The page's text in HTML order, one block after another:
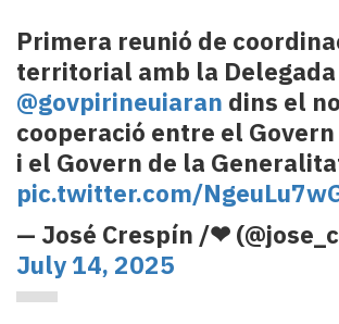
Primera reunió de
territorial amb la
@govpirineuiaran dins el
cooperació entre el Govern
i el Govern de la
pic.twitter.com/
— José Crespín /❤
July 14, 2025